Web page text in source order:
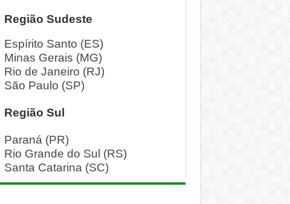
Região Sudeste
Espírito Santo (ES)
Minas Gerais (MG)
Rio de Janeiro (RJ)
São Paulo (SP)
Região Sul
Paraná (PR)
Rio Grande do Sul (RS)
Santa Catarina (SC)